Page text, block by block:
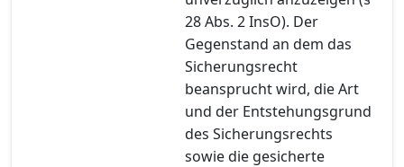
28 Abs. 2 InsO). Der
Gegenstand an dem das
Sicherungsrecht
beansprucht wird, die Art
und der Entstehungsgrund
des Sicherungsrechts
sowie die gesicherte